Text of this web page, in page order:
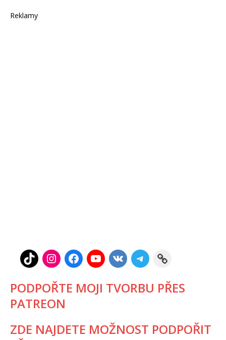
Reklamy
PODPOŘTE MOJI TVORBU PŘES
PATREON
ZDE NAJDETE MOŽNOST PODPOŘIT